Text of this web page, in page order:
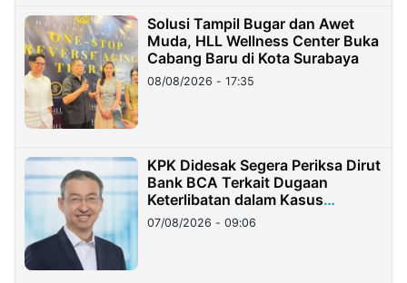
Solusi Tampil Bugar dan Awet
Muda, HLL Wellness Center Buka
Cabang Baru di Kota Surabaya
08/08/2026 - 17:35
KPK Didesak Segera Periksa Dirut
Bank BCA Terkait Dugaan
Keterlibatan dalam Kasus
Hilangnya Dana Nasabah Rp2,58
Miliar
07/08/2026 - 09:06